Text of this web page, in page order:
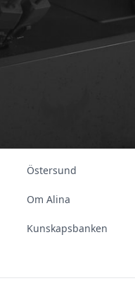
Kontakt & Öppettider
Östersund
Om Alina
Kunskapsbanken